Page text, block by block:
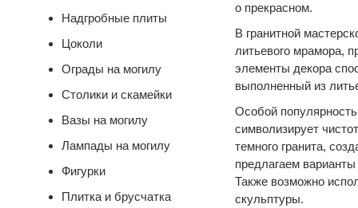
Надгробные плиты
Цоколи
Ограды на могилу
Столики и скамейки
Вазы на могилу
Лампады на могилу
Фигурки
Плитка и брусчатка
о прекрасном.
В гранитной
литьевого мрамора,
элементы декора
выполненный из
Особой
символизирует
темного гранита,
предлагаем
Также возможно
скульптуры.